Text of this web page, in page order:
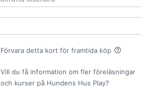
Förvara detta kort för framtida köp help_outline
Vill du få information om fler föreläsningar
och kurser på Hundens Hus Play?